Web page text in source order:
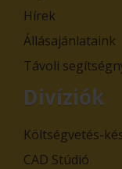
Hírek
Állásajánlataink
Távoli
Divíziók
Költségvetés-
CAD Stúdió